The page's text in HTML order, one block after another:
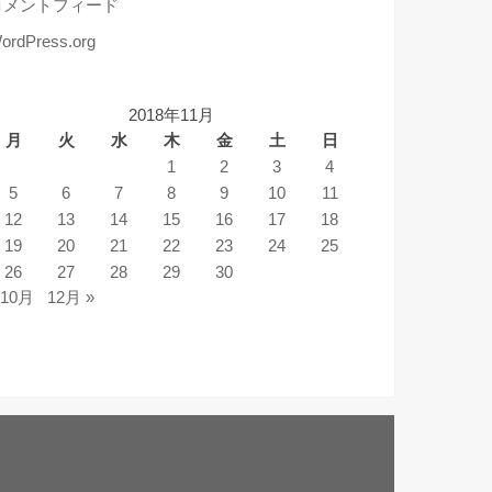
メントフィード
2018年11月
月
火 水 木 金 土
日
1
2 3
4
5
6 7 8 9 10
11
12
13 14 15 16 17
18
19
20 21 22 23 24
25
26
27 28 29
30
月
12月 »